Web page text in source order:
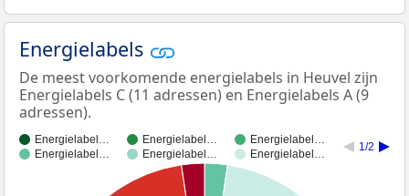
Energielabels
De meest voorkomende energielabels in Heuvel zijn
Energielabels C (11 adressen) en Energielabels A (9
adressen).
Energielabel… Energielabel…
Energielabel…
Energielabel…
Energielabel… Energielabel…
1/2